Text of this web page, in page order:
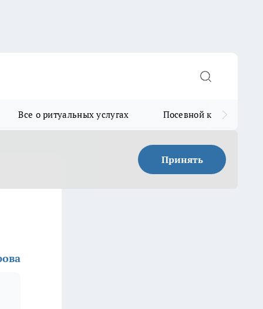
Все о ритуальных услугах Посевной календарь
Принять